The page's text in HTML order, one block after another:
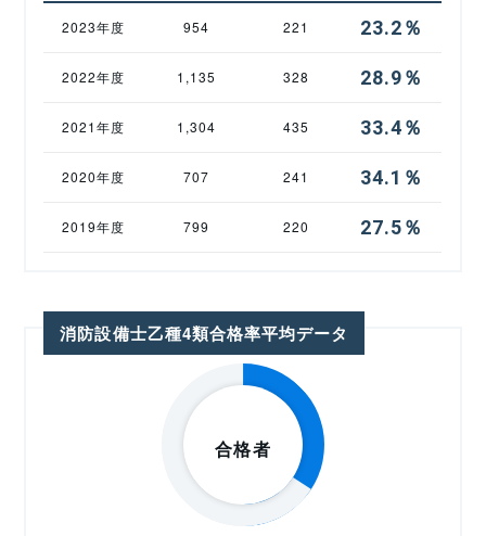
2023年度 954 221 23.2％
2022年度 1,135 328 28.9％
2021年度 1,304 435 33.4％
2020年度 707 241 34.1％
2019年度 799 220 27.5％
消防設備士乙種4類合格率平均データ